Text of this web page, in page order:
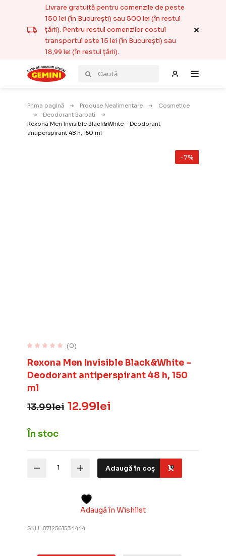
Livrare gratuită pentru comenzile de peste
150 lei (în București) sau 500 lei (în restul
țării). Pentru restul comenzilor costul
transportul este 15 lei (în București) sau
18,99 lei (în restul țării).
Prima pagină Produse Nealimentare
Cosmetice
Deodorant Barbati
Rexona Men Invisible Black&White – Deodorant
antiperspirant 48 h, 150 ml
-7%
(0)
Rexona Men Invisible Black&White –
Deodorant antiperspirant 48 h, 150
ml
13.99lei Prețul
13.99lei.
12.99lei
În stoc
Rexona
antiperspirant
150
Adaugă în coș
Adaugă în Wishlist
SKU: 8712561534444